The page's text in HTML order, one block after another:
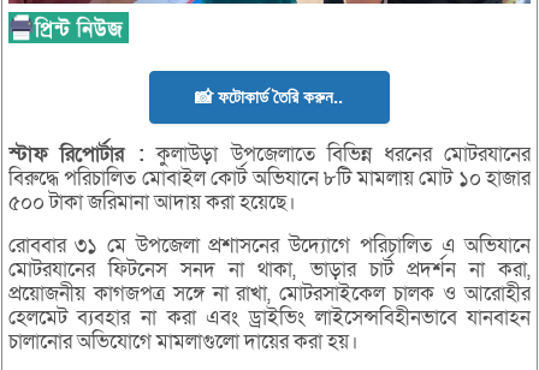
📸 ফটোকার্ড তৈরি করুন..
স্টাফ রিপোর্টার: কুলাউড়া উপজেলাতে বিভিন্ন ধরনের মোটরযানের
বিরুদ্ধে পরিচালিত মোবাইল কোর্ট অভিযানে ৮টি মামলায় মোট ১০ হাজার
৫০০ টাকা জরিমানা আদায় করা হয়েছে।
রোববার ৩১ মে উপজেলা প্রশাসনের উদ্যোগে পরিচালিত এ অভিযানে
মোটরযানের ফিটনেস সনদ না থাকা, ভাড়ার চার্ট প্রদর্শন না করা,
প্রয়োজনীয় কাগজপত্র সঙ্গে না রাখা, মোটরসাইকেল চালক ও আরোহীর
হেলমেট ব্যবহার না করা এবং ড্রাইভিং লাইসেন্সবিহীনভাবে যানবাহন
চালানোর অভিযোগে মামলাগুলো দায়ের করা হয়।